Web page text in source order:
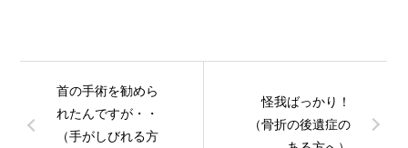
首の手術を勧めら
れたんですが・・
（手がしびれる方
怪我ばっかり！
（骨折の後遺症の